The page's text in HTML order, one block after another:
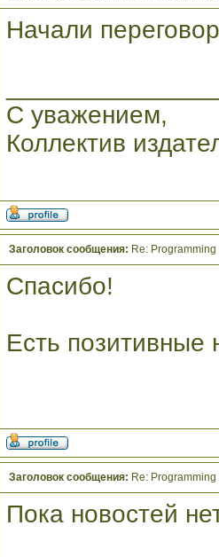
Начали
С уважением,
Коллектив
Заголовок сообщения: Re:
Спасибо!
Есть позитивные
Заголовок сообщения: Re:
Пока новостей